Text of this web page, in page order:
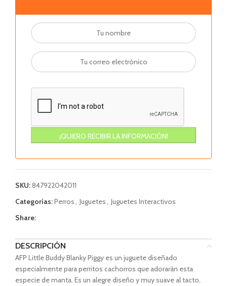
SKU:847922042011
Categorías:Perros, Juguetes, Juguetes Interactivos
Share:
DESCRIPCIÓN
AFP Little Buddy Blanky Piggy es un juguete diseñado
especialmente para perritos cachorros que adorarán esta
especie de manta. Es un alegre diseño y muy suave al tacto,